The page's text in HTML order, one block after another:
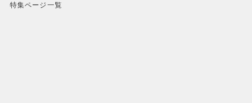
特集ページ一覧